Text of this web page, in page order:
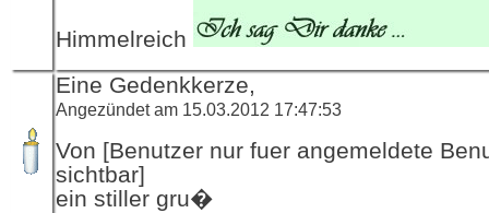
Himmelreich
Eine Gedenkkerze,
Angezündet am 15.03.2012 17:47:53
Von [Benutzer nur fuer angemeldete
sichtbar]
ein stiller gru�